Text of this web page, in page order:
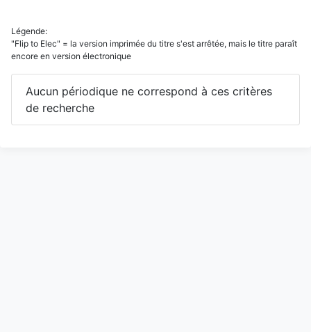
Légende:
"Flip to Elec" = la version imprimée du titre s'est arrêtée, mais le titre paraît
encore en version électronique
Aucun périodique ne correspond à ces critères
de recherche